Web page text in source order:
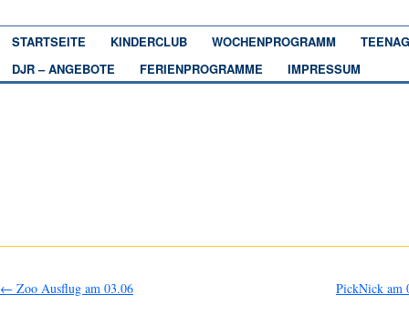
STARTSEITE KINDERCLUB WOCHENPROGRAMM
DJR – ANGEBOTE
FERIENPROGRAMME IMPRESSUM
← Zoo Ausflug am 03.06 PickNick am